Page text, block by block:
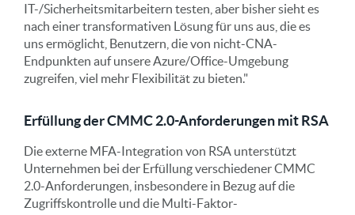
IT-/Sicherheitsmitarbeitern testen, aber bisher sieht es
nach einer transformativen Lösung für uns aus, die es
uns ermöglicht, Benutzern, die von nicht-CNA-
Endpunkten auf unsere Azure/Office-Umgebung
zugreifen, viel mehr Flexibilität zu bieten."
Erfüllung der CMMC 2.0-Anforderungen mit RSA
Die externe MFA-Integration von RSA unterstützt
Unternehmen bei der Erfüllung verschiedener CMMC
2.0-Anforderungen, insbesondere in Bezug auf die
Zugriffskontrolle und die Multi-Faktor-